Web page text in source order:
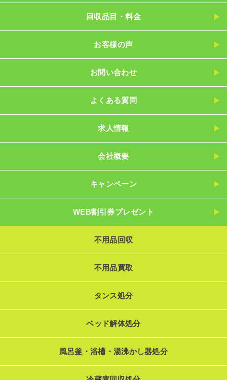
回収品目・料金
お客様の声
お問い合わせ
よくある質問
求人情報
会社概要
キャンペーン
WEB割引券プレゼント
不用品回収
不用品買取
タンス処分
ベッド解体処分
風呂釜・浴槽・湯沸かし器処分